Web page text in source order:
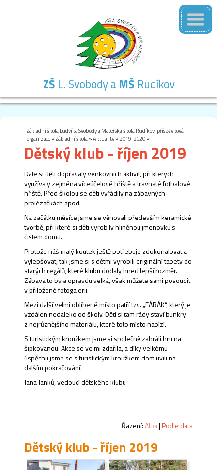
ZŠ L. Svobody a MŠ Rudíkov
Základní škola Ludvíka Svobody a Mateřská škola Rudíkov, příspěvková
organizace»Základní škola»Aktuality»2019-2020»
Dětský klub - říjen 2019
Dále si děti dopřávaly venkovních aktivit, při kterých
využívaly zejména víceúčelové hřiště a travnaté fotbalové
hřiště. Před školou se děti vyřádily na zábavných
prolézačkách apod.
Na začátku měsíce jsme se věnovali především keramické
tvorbě, při které si děti vyrobily hliněnou jmenovku s
číslem domu.
Protože náš malý koutek ještě potřebuje zdokonalovat a
vylepšovat, tak jsme si s dětmi vyrobili originální tapety do
starých regálů, které klubu dodaly hned lepší rozměr.
Zábava to byla opravdu velká, však můžete sami posoudit
v přiložené fotogalerii.
Mezi další velmi oblíbené místo patří tzv. „FÁRÁK“, který je
vzdálen nedaleko od školy. Děti si tam rády staví bunkry
z nejrůznějšího materiálu, které toto místo nabízí.
S turistickým kroužkem jsme si společně zahráli hru na
šipkovanou. Akce se velmi zdařila, a díky velkému
úspěchu jsme se s turistickým kroužkem domluvili na
dalším pokračování.
Jana Janků, vedoucí dětského klubu
Řazení:Alba|Podle data
Dětský klub - říjen 2019